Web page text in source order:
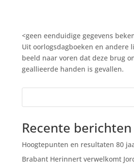
<geen eenduidige gegevens
Uit oorlogsdagboeken en andere
beeld naar voren dat deze brug
geallieerde handen is gevallen.
Recente berichten
Hoogtepunten en resultaten 80
Brabant Herinnert verwelkomt